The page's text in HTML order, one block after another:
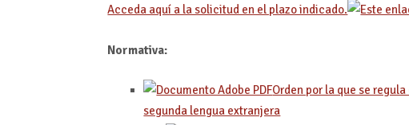
Acceda aquí a la solicitud en el plazo indicado.
Normativa:
Orden por la que se
segunda lengua extranjera